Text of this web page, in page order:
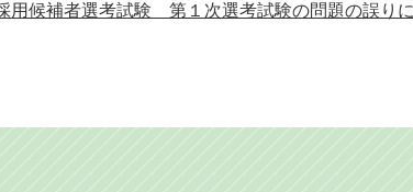
用候補者選考試験 第１次選考試験の問題の誤り